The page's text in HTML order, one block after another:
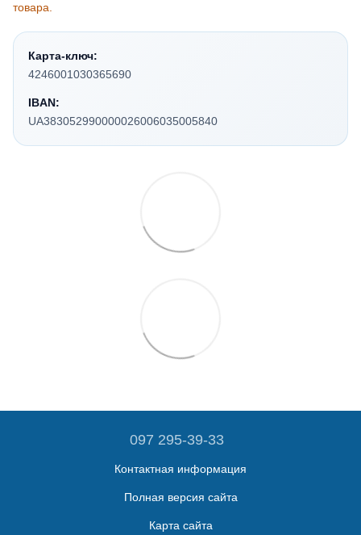
товара.
Карта-ключ:
4246001030365690
IBAN:
UA383052990000026006035005840
097 295-39-33
Контактная информация
Полная версия сайта
Карта сайта